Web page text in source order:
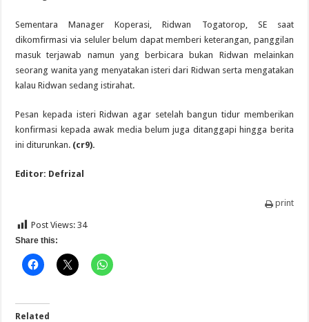
Sementara Manager Koperasi, Ridwan Togatorop, SE saat
dikomfirmasi via seluler belum dapat memberi keterangan, panggilan
masuk terjawab namun yang berbicara bukan Ridwan melainkan
seorang wanita yang menyatakan isteri dari Ridwan serta mengatakan
kalau Ridwan sedang istirahat.
Pesan kepada isteri Ridwan agar setelah bangun tidur memberikan
konfirmasi kepada awak media belum juga ditanggapi hingga berita
ini diturunkan. (cr9).
Editor: Defrizal
print
Post Views: 34
Share this:
Related